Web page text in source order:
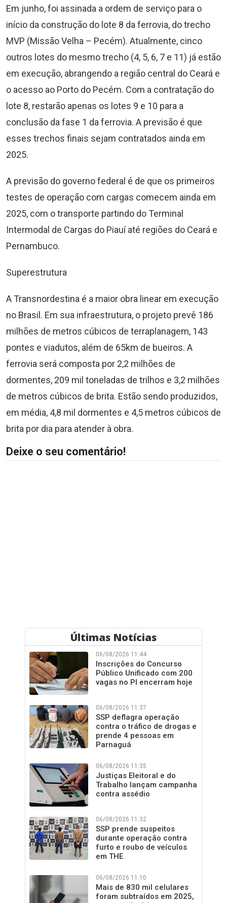
Em junho, foi assinada a ordem de serviço para o
início da construção do lote 8 da ferrovia, do trecho
MVP (Missão Velha – Pecém). Atualmente, cinco
outros lotes do mesmo trecho (4, 5, 6, 7 e 11) já estão
em execução, abrangendo a região central do Ceará e
o acesso ao Porto do Pecém. Com a contratação do
lote 8, restarão apenas os lotes 9 e 10 para a
conclusão da fase 1 da ferrovia. A previsão é que
esses trechos finais sejam contratados ainda em
2025.
A previsão do governo federal é de que os primeiros
testes de operação com cargas comecem ainda em
2025, com o transporte partindo do Terminal
Intermodal de Cargas do Piauí até regiões do Ceará e
Pernambuco.
Superestrutura
A Transnordestina é a maior obra linear em execução
no Brasil. Em sua infraestrutura, o projeto prevê 186
milhões de metros cúbicos de terraplanagem, 143
pontes e viadutos, além de 65km de bueiros. A
ferrovia será composta por 2,2 milhões de
dormentes, 209 mil toneladas de trilhos e 3,2 milhões
de metros cúbicos de brita. Estão sendo produzidos,
em média, 4,8 mil dormentes e 4,5 metros cúbicos de
brita por dia para atender à obra.
Deixe o seu comentário!
Últimas Notícias
06/08/2026 11:44
Inscrições do Concurso
Público Unificado com 200
vagas no PI encerram hoje
06/08/2026 11:37
SSP deflagra operação
contra o tráfico de drogas e
prende 4 pessoas em
Parnaguá
06/08/2026 11:35
Justiças Eleitoral e do
Trabalho lançam campanha
contra assédio
06/08/2026 11:32
SSP prende suspeitos
durante operação contra
furto e roubo de veículos
em THE
06/08/2026 11:10
Mais de 830 mil celulares
foram subtraídos em 2025,